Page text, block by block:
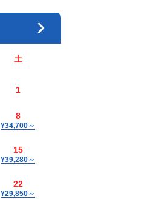
土
1
8
¥34,700～
15
¥39,280～
22
¥29,850～